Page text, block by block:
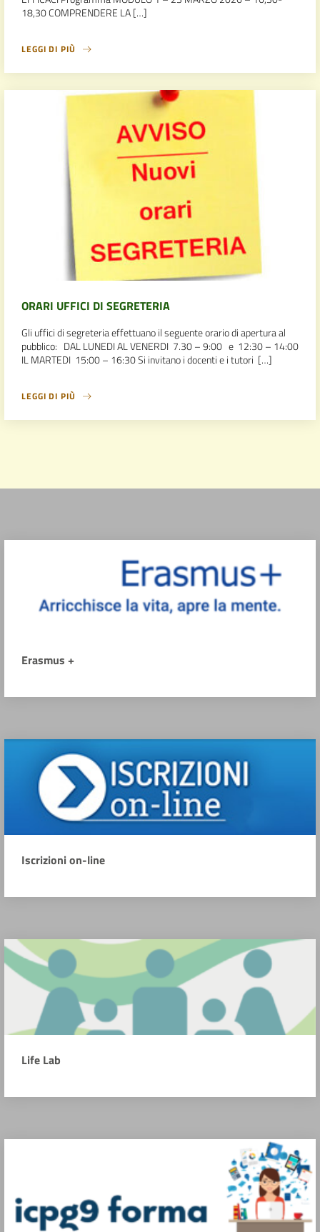
18,30 COMPRENDERE LA […]
LEGGI DI PIÙ
ORARI UFFICI DI SEGRETERIA
Gli uffici di segreteria effettuano il seguente orario di apertura al
pubblico: DAL LUNEDI AL VENERDI 7.30 – 9:00 e 12:30 – 14:00
IL MARTEDI 15:00 – 16:30 Si invitano i docenti e i tutori […]
LEGGI DI PIÙ
Erasmus +
Iscrizioni on-line
Life Lab